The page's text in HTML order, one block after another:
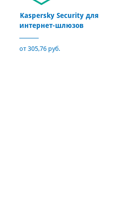
Kaspersky Security для
интернет-шлюзов
от 305,76 руб.